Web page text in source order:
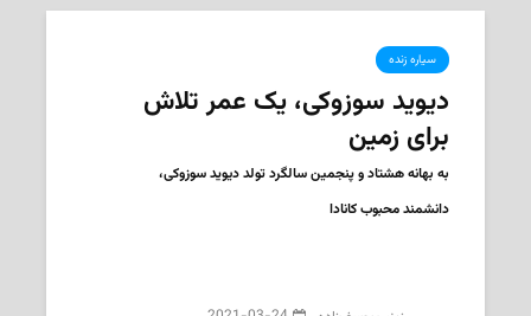
سیاره زنده
دیوید سوزوکی، یک عمر تلاش
برای زمین
به بهانه هشتاد و پنجمین سالگرد تولد دیوید سوزوکی،
دانشمند محبوب کانادا